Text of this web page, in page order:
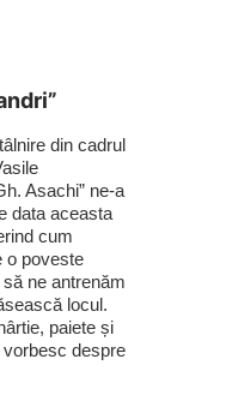
din cadrul
Asachi” ne-a
data aceasta
cum
o poveste
ne antrenăm
locul.
paiete și
despre